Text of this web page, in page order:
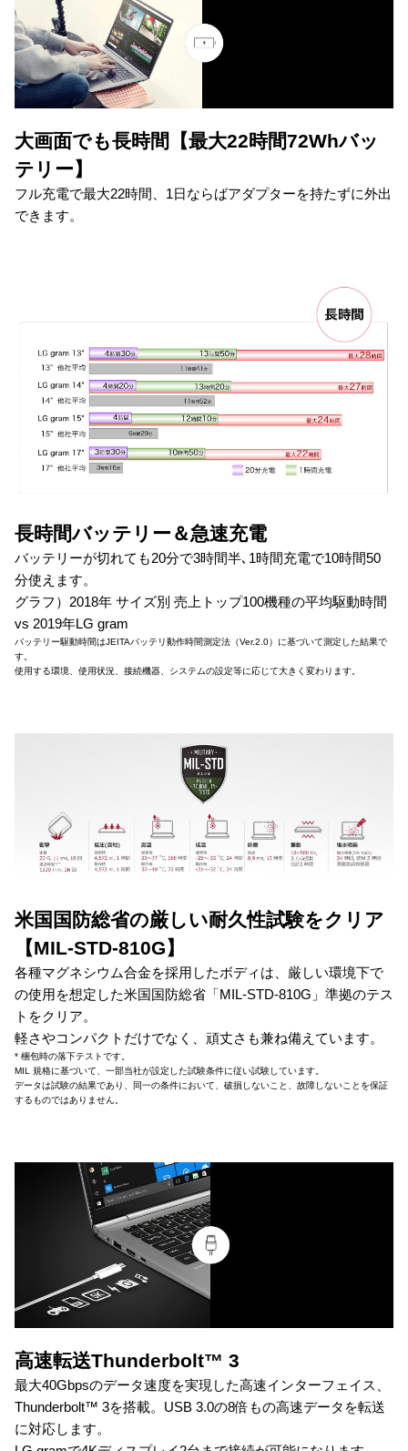
大画面でも長時間【最大22時間72Whバッ
テリー】
フル充電で最大22時間、1日ならばアダプターを持たずに外出
できます。
長時間バッテリー＆急速充電
バッテリーが切れても20分で3時間半､1時間充電で10時間50
分使えます。
グラフ）2018年 サイズ別 売上トップ100機種の平均駆動時間
vs 2019年LG gram
バッテリー駆動時間はJEITAバッテリ動作時間測定法（Ver.2.0）に基づいて測定した結果で
す。
使用する環境、使用状況、接続機器、システムの設定等に応じて大きく変わります。
米国国防総省の厳しい耐久性試験をクリア
【MIL-STD-810G】
各種マグネシウム合金を採用したボディは、厳しい環境下で
の使用を想定した米国国防総省「MIL-STD-810G」準拠のテス
トをクリア。
軽さやコンパクトだけでなく、頑丈さも兼ね備えています。
* 梱包時の落下テストです。
MIL 規格に基づいて、一部当社が設定した試験条件に従い試験しています。
データは試験の結果であり、同一の条件において、破損しないこと、故障しないことを保証
するものではありません。
高速転送Thunderbolt™ 3
最大40Gbpsのデータ速度を実現した高速インターフェイス、
Thunderbolt™ 3を搭載。USB 3.0の8倍もの高速データを転送
に対応します。